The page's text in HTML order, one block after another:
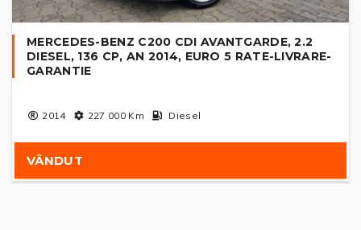
MERCEDES-BENZ C200 CDI AVANTGARDE, 2.2
DIESEL, 136 CP, AN 2014, EURO 5 RATE-LIVRARE-
GARANTIE
2014 227 000Km Diesel
VÂNDUT